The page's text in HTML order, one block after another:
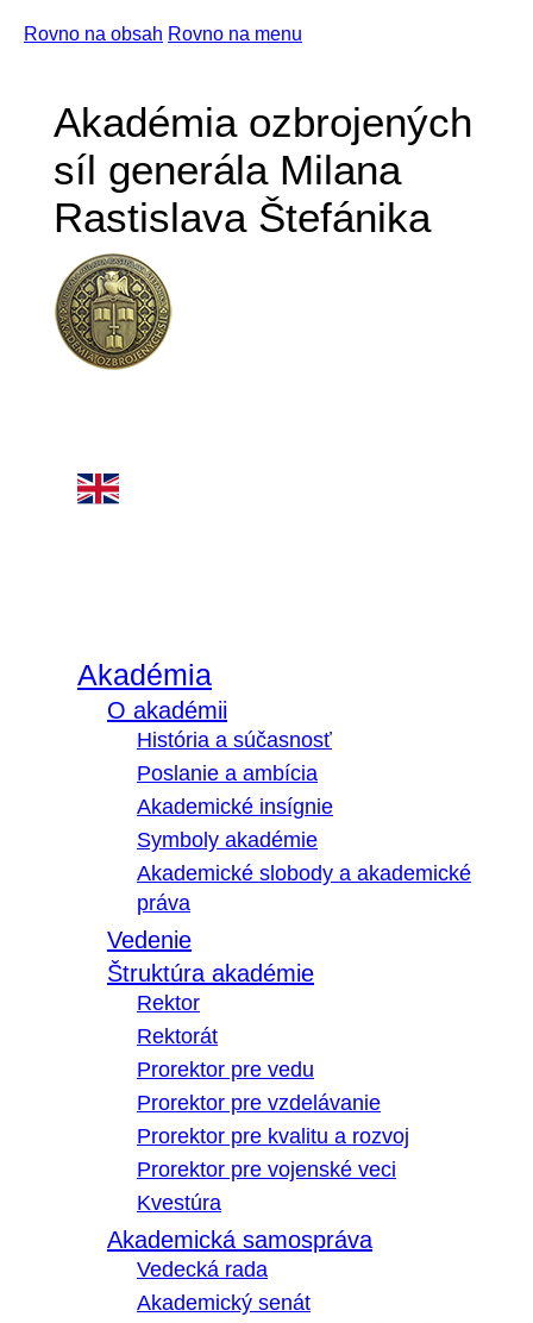
Rovno na obsah Rovno na menu
Akadémia ozbrojených
síl generála Milana
Rastislava Štefánika
Akadémia
O akadémii
História a súčasnosť
Poslanie a ambícia
Akademické insígnie
Symboly akadémie
Akademické slobody a akademické
práva
Vedenie
Štruktúra akadémie
Rektor
Rektorát
Prorektor pre vedu
Prorektor pre vzdelávanie
Prorektor pre kvalitu a rozvoj
Prorektor pre vojenské veci
Kvestúra
Akademická samospráva
Vedecká rada
Akademický senát